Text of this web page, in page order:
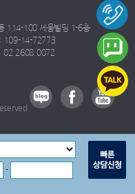
114-100 세웅빌딩 1-6층
109-14-72773
02.2608.0072
-